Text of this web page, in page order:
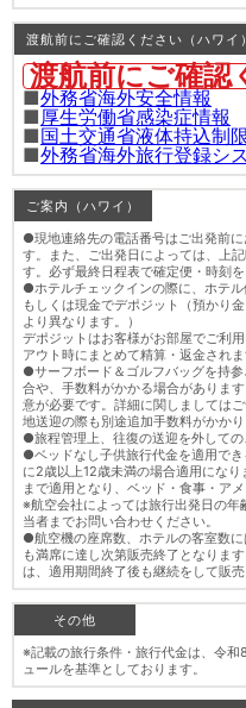
渡航前にご確認ください（ハワイ）
渡航前にご確認
■外務省海外安全情報
■ 厚生労働省感染症情報
■国土交通省液体持込制
■外務省海外旅行登録シ
ご案内（ハワイ）
●現地連絡先の電話番号はご出発前
す。また、ご出発日によっては、上
す。必ず最終日程表で確定便・時刻を
●ホテルチェックインの際に、ホテ
もしくは現金でデポジット（預かり
より異なります。）
デポジットはお客様がお部屋でご利
アウト時にまとめて精算・返金されま
●サーフボード＆ゴルフバッグを持
合や、手数料がかかる場合がありま
意が必要です。詳細に関しましては
地送迎の際も別途追加手数料がかかり
●旅程管理上、往復の送迎を外しての
●ベッドなし子供旅行代金を適用でき
に2歳以上12歳未満の場合適用にな
まで適用となり、ベッド・食事・アメ
※航空会社によっては旅行出発日の
当者までお問い合わせください。
●航空機の座席数、ホテルの客室数
も満席に達し次第販売終了となりま
は、適用期間終了後も継続をして販売
その他
※記載の旅行条件・旅行代金は、令
ュールを基準としております。